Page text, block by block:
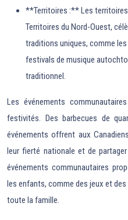
**Territoires :** Les
Territoires du Nord-Ouest,
traditions uniques, comme
festivals de musique
traditionnel.
Les événements
festivités. Des barbecues de
événements offrent aux
leur fierté nationale et de
événements communautaires
les enfants, comme des jeux et
toute la famille.